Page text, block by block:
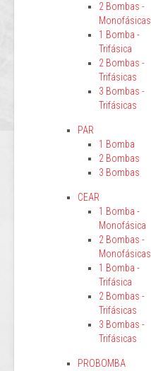
2 Bombas -
Monofásicas
1 Bomba -
Trifásica
2 Bombas -
Trifásicas
3 Bombas -
Trifásicas
PAR
1 Bomba
2 Bombas
3 Bombas
CEAR
1 Bomba -
Monofásica
2 Bombas -
Monofásicas
1 Bomba -
Trifásica
2 Bombas -
Trifásicas
3 Bombas -
Trifásicas
PROBOMBA